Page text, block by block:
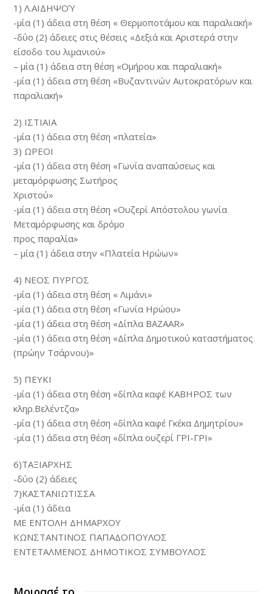
1) Λ.ΑΙΔΗΨΟΎ
-μία (1) άδεια στη θέση « Θερμοποτάμου και παραλιακή»
-δύο (2) άδειες στις θέσεις «Δεξιά και Αριστερά στην
είσοδο του λιμανιού»
– μία (1) άδεια στη θέση «Ομήρου και παραλιακή»
-μία (1) άδεια στη θέση «Βυζαντινών Αυτοκρατόρων και
παραλιακή»
2) ΙΣΤΙΑΙΑ
-μία (1) άδεια στη θέση «πλατεία»
3) ΩΡΕΟΙ
-μία (1) άδεια στη θέση «Γωνία αναπαύσεως και
μεταμόρφωσης Σωτήρος
Χριστού»
-μία (1) άδεια στη θέση «Ουζερί Απόστολου γωνία
Μεταμόρφωσης και δρόμο
προς παραλία»
– μία (1) άδεια στην «Πλατεία Ηρώων»
4) ΝΕΟΣ ΠΥΡΓΟΣ
-μία (1) άδεια στη θέση « Λιμάνι»
-μία (1) άδεια στη θέση «Γωνία Ηρώου»
-μία (1) άδεια στη θέση «Δίπλα BAZAAR»
-μία (1) άδεια στη θέση «Δίπλα Δημοτικού καταστήματος
(πρώην Τσάρνου)»
5) ΠΕΥΚΙ
-μία (1) άδεια στη θέση «δίπλα καφέ ΚΑΒΗΡΟΣ των
κληρ.Βελέντζα»
-μία (1) άδεια στη θέση «δίπλα καφέ Γκέκα Δημητρίου»
-μία (1) άδεια στη θέση «δίπλα oυζερί ΓΡΙ-ΓΡΙ»
6)ΤΑΞΙΑΡΧΗΣ
-δύο (2) άδειες
7)ΚΑΣΤΑΝΙΩΤΙΣΣΑ
-μία (1) άδεια
ΜΕ ΕΝΤΟΛΗ ΔΗΜΑΡΧΟΥ
ΚΩΝΣΤΑΝΤΙΝΟΣ ΠΑΠΑΔΟΠΟΥΛΟΣ
ΕΝΤΕΤΑΛΜΕΝΟΣ ΔΗΜΟΤΙΚΟΣ ΣΥΜΒΟΥΛΟΣ